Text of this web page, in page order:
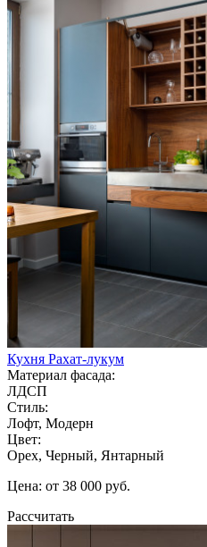
Кухня Рахат-лукум
Материал фасада:
ЛДСП
Стиль:
Лофт, Модерн
Цвет:
Орех, Черный, Янтарный
Цена: от 38 000 руб.
Рассчитать